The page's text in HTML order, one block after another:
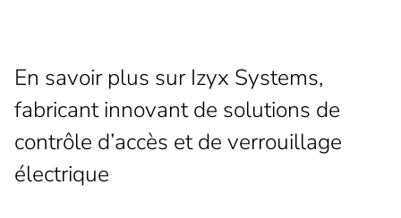
En savoir plus sur Izyx Systems,
fabricant innovant de solutions de
contrôle d’accès et de verrouillage
électrique